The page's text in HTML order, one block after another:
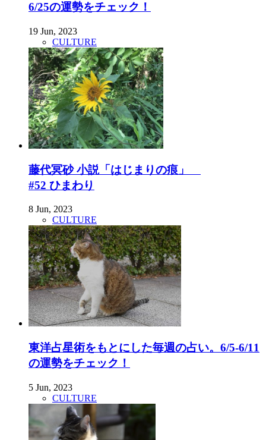
6/25の運勢をチェック！
19 Jun, 2023
CULTURE
藤代冥砂 小説「はじまりの痕」
#52 ひまわり
8 Jun, 2023
CULTURE
東洋占星術をもとにした毎週の占い。6/5-6/11
の運勢をチェック！
5 Jun, 2023
CULTURE